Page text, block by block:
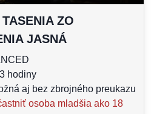
ZO
JASNÁ
hodiny
aj bez zbrojného preukazu
osoba mladšia ako 18